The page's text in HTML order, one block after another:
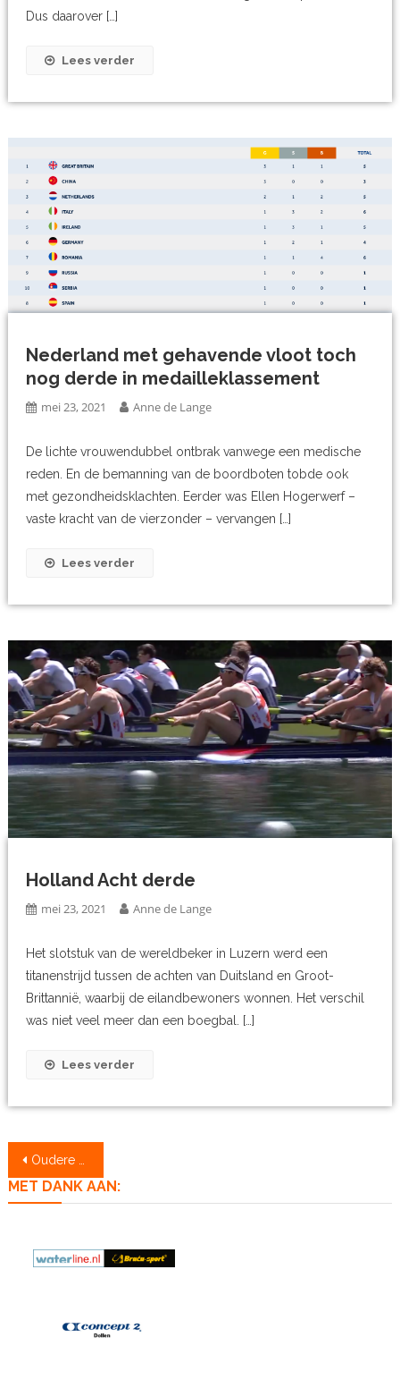
Dus daarover […]
Lees verder
Nederland met gehavende vloot toch
nog derde in medailleklassement
mei 23, 2021 Anne de Lange
De lichte vrouwendubbel ontbrak vanwege een medische
reden. En de bemanning van de boordboten tobde ook
met gezondheidsklachten. Eerder was Ellen Hogerwerf –
vaste kracht van de vierzonder – vervangen […]
Lees verder
Holland Acht derde
mei 23, 2021 Anne de Lange
Het slotstuk van de wereldbeker in Luzern werd een
titanenstrijd tussen de achten van Duitsland en Groot-
Brittannië, waarbij de eilandbewoners wonnen. Het verschil
was niet veel meer dan een boegbal. […]
Lees verder
Berichtennavigatie
Oudere berichten
MET DANK AAN: